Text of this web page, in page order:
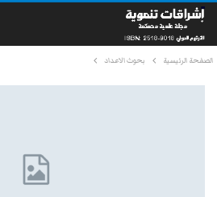
الصفحة الرئيسية بحوث الاعداد